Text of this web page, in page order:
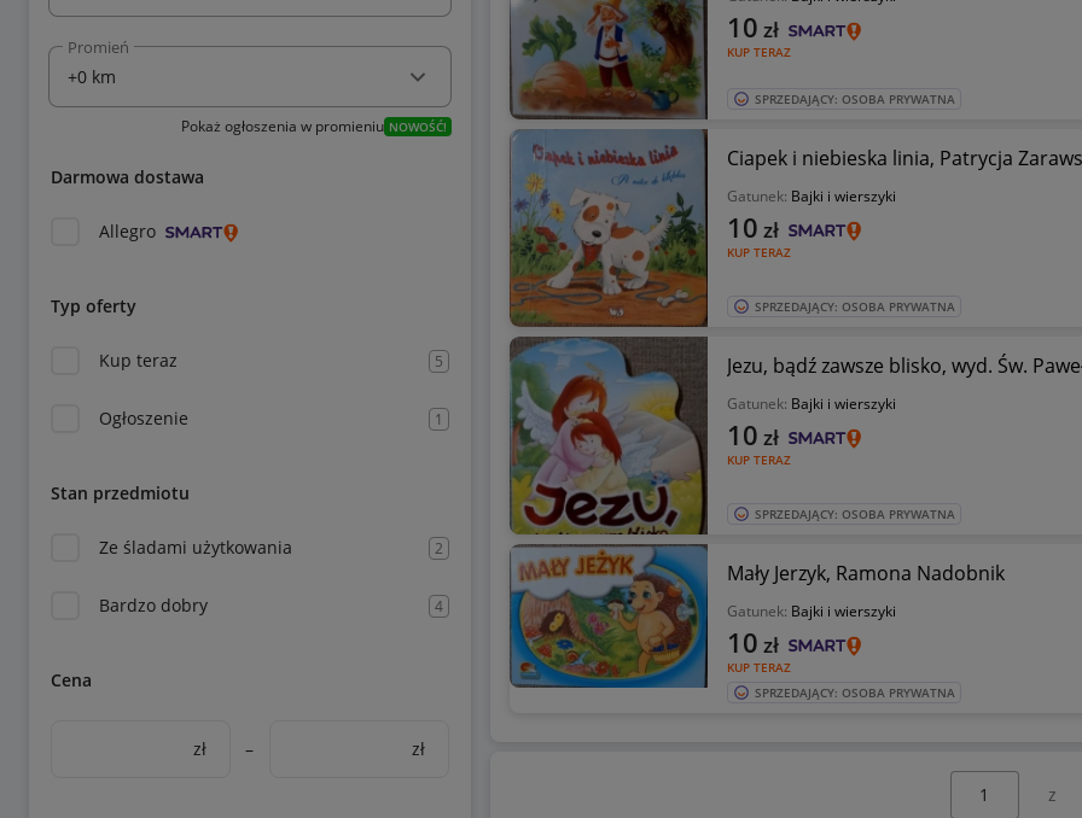
Promień
Pokaż ogłoszenia w promieniu NOWOŚĆ!
Darmowa dostawa
Allegro
Typ oferty
Kup teraz 5
Ogłoszenie 1
Stan przedmiotu
Ze śladami użytkowania 2
Bardzo dobry 4
Cena
zł – zł
KUP TERAZ
10 zł
SPRZEDAJĄCY: OSOBA PRYWATNA
Ciapek i niebieska linia, Patrycja
Gatunek: Bajki i wierszyki
KUP TERAZ
10 zł
SPRZEDAJĄCY: OSOBA PRYWATNA
Jezu, bądź zawsze blisko, wyd. Św.
Gatunek: Bajki i wierszyki
KUP TERAZ
10 zł
SPRZEDAJĄCY: OSOBA PRYWATNA
Mały Jerzyk, Ramona Nadobnik
Gatunek: Bajki i wierszyki
KUP TERAZ
10 zł
SPRZEDAJĄCY: OSOBA PRYWATNA
z